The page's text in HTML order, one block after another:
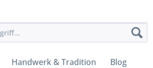
Handwerk & Tradition Blog